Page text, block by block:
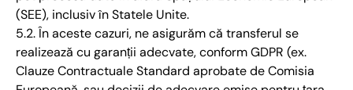
(SEE), inclusiv în Statele Unite.
5.2. În aceste cazuri, ne asigurăm că transferul se
realizează cu garanții adecvate, conform GDPR (ex.
Clauze Contractuale Standard aprobate de Comisia